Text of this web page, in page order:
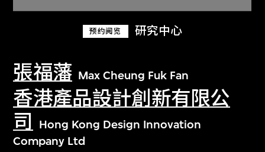
预约阅览 研究中心
張福藩 Max Cheung Fuk Fan
香港產品設計創新有限公
司
Hong Kong Design Innovation
Company Ltd
关于M+藏品
探索世界顶级的二十及二十一世纪视觉
文化藏品。